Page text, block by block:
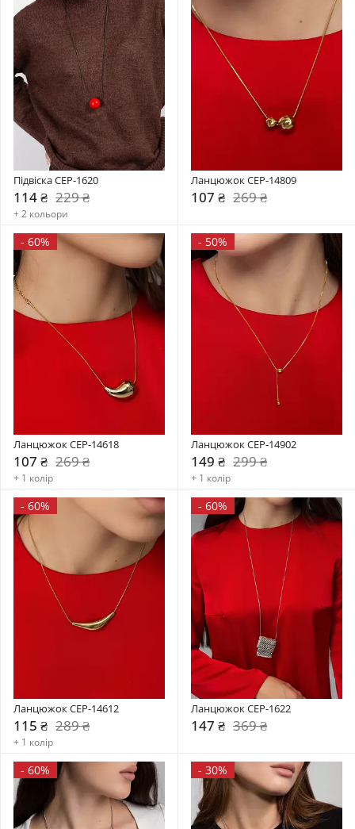
Підвіска CEP-1620
114 ₴ 229 ₴
+ 2 кольори
Ланцюжок CEP-14809
107 ₴ 269 ₴
- 60%
Ланцюжок CEP-14618
107 ₴ 269 ₴
+ 1 колір
- 50%
Ланцюжок CEP-14902
149 ₴ 299 ₴
+ 1 колір
- 60%
Ланцюжок CEP-14612
115 ₴ 289 ₴
+ 1 колір
- 60%
Ланцюжок CEP-1622
147 ₴ 369 ₴
- 60% - 30%